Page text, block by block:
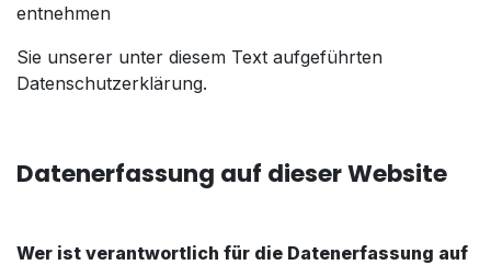
entnehmen
Sie unserer unter diesem Text aufgeführten
Datenschutzerklärung.
Datenerfassung auf dieser Website
Wer ist verantwortlich für die Datenerfassung auf